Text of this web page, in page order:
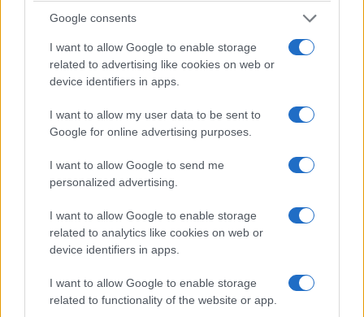
Google consents
I want to allow Google to enable storage
related to advertising like cookies on web or
device identifiers in apps.
I want to allow my user data to be sent to
Google for online advertising purposes.
I want to allow Google to send me
personalized advertising.
I want to allow Google to enable storage
related to analytics like cookies on web or
device identifiers in apps.
I want to allow Google to enable storage
related to functionality of the website or app.
σε "Κοινωνία"
Ακολουθήστε μας στο